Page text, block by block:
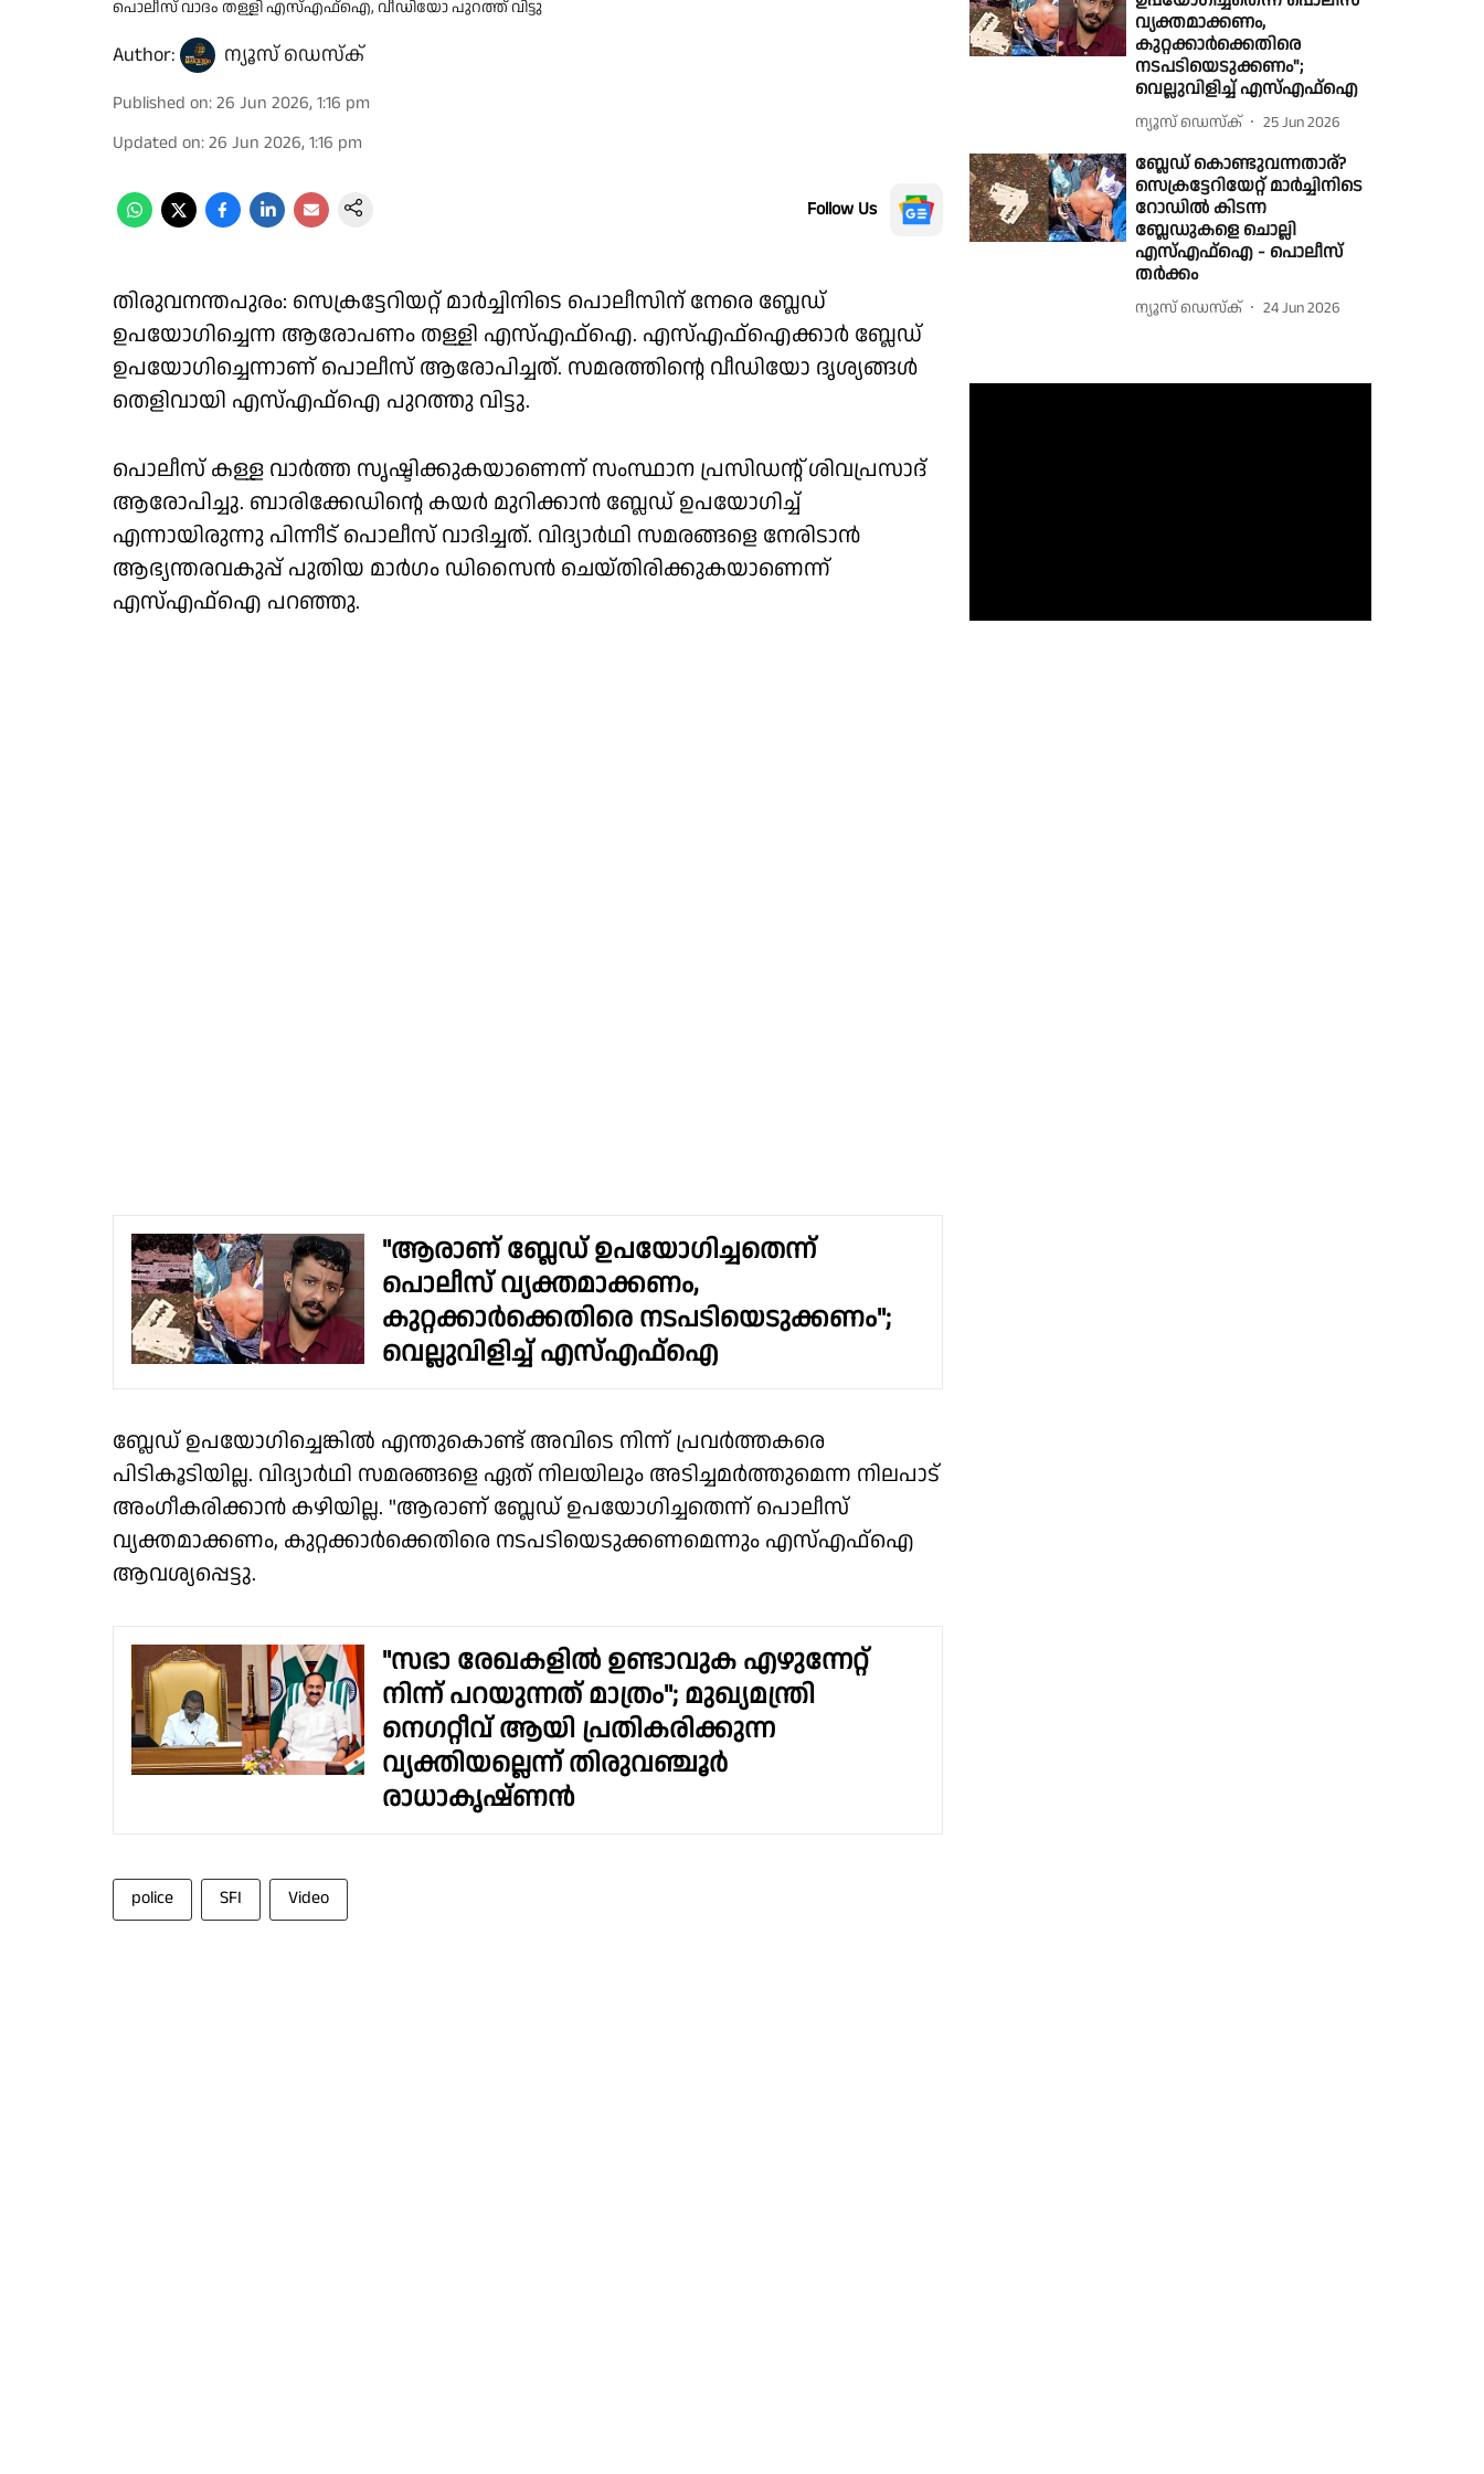
പൊലീസ് വാദം തള്ളി എസ്എഫ്ഐ, വീഡിയോ പുറത്ത് വിട്ടു
Author: ന്യൂസ് ഡെസ്ക്
Published on:26 Jun 2026, 1:16 pm
Updated on:26 Jun 2026, 1:16 pm
Follow Us
തിരുവനന്തപുരം: സെക്രട്ടേറിയറ്റ് മാർച്ചിനിടെ പൊലീസിന് നേരെ ബ്ലേഡ്
ഉപയോഗിച്ചെന്ന ആരോപണം തള്ളി എസ്എഫ്ഐ. എസ്എഫ്ഐക്കാർ ബ്ലേഡ്
ഉപയോഗിച്ചെന്നാണ് പൊലീസ് ആരോപിച്ചത്. സമരത്തിൻ്റെ വീഡിയോ ദൃശ്യങ്ങൾ
തെളിവായി എസ്എഫ്ഐ പുറത്തു വിട്ടു.
പൊലീസ് കള്ള വാർത്ത സൃഷ്ടിക്കുകയാണെന്ന് സംസ്ഥാന പ്രസിഡൻ്റ് ശിവപ്രസാദ്
ആരോപിച്ചു. ബാരിക്കേഡിൻ്റെ കയർ മുറിക്കാൻ ബ്ലേഡ് ഉപയോഗിച്ച്
എന്നായിരുന്നു പിന്നീട് പൊലീസ് വാദിച്ചത്. വിദ്യാർഥി സമരങ്ങളെ നേരിടാൻ
ആഭ്യന്തരവകുപ്പ് പുതിയ മാർഗം ഡിസൈൻ ചെയ്തിരിക്കുകയാണെന്ന്
എസ്എഫ്ഐ പറഞ്ഞു.
"ആരാണ് ബ്ലേഡ് ഉപയോഗിച്ചതെന്ന്
പൊലീസ് വ്യക്തമാക്കണം,
കുറ്റക്കാർക്കെതിരെ നടപടിയെടുക്കണം";
വെല്ലുവിളിച്ച് എസ്എഫ്ഐ
ബ്ലേഡ് ഉപയോഗിച്ചെങ്കിൽ എന്തുകൊണ്ട് അവിടെ നിന്ന് പ്രവർത്തകരെ
പിടികൂടിയില്ല. വിദ്യാർഥി സമരങ്ങളെ ഏത് നിലയിലും അടിച്ചമർത്തുമെന്ന നിലപാട്
അംഗീകരിക്കാൻ കഴിയില്ല. "ആരാണ് ബ്ലേഡ് ഉപയോഗിച്ചതെന്ന് പൊലീസ്
വ്യക്തമാക്കണം, കുറ്റക്കാർക്കെതിരെ നടപടിയെടുക്കണമെന്നും എസ്എഫ്ഐ
ആവശ്യപ്പെട്ടു.
"സഭാ രേഖകളിൽ ഉണ്ടാവുക എഴുന്നേറ്റ്
നിന്ന് പറയുന്നത് മാത്രം"; മുഖ്യമന്ത്രി
നെഗറ്റീവ് ആയി പ്രതികരിക്കുന്ന
വ്യക്തിയല്ലെന്ന് തിരുവഞ്ചൂർ
രാധാകൃഷ്ണൻ
police SFI Video
വ്യക്തമാക്കണം,
കുറ്റക്കാർക്കെതിരെ
നടപടിയെടുക്കണം";
വെല്ലുവിളിച്ച് എസ്എഫ്ഐ
ന്യൂസ് ഡെസ്ക് 25 Jun 2026
ബ്ലേഡ് കൊണ്ടുവന്നതാര്?
സെക്രട്ടേറിയേറ്റ് മാർച്ചിനിടെ
റോഡിൽ കിടന്ന
ബ്ലേഡുകളെ ചൊല്ലി
എസ്എഫ്ഐ - പൊലീസ്
തർക്കം
ന്യൂസ് ഡെസ്ക് 24 Jun 2026